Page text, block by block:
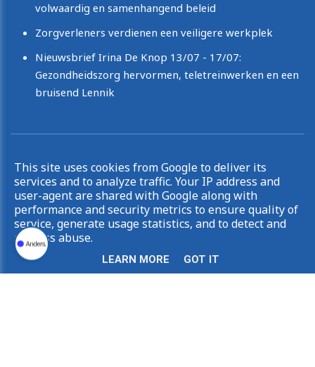
volwaardig en samenhangend beleid
Zorgverleners verdienen een veiligere werkplek
Nieuwsbrief Irina De Knop 13/07 - 17/07:
Gezondheidszorg hervormen, teletreinwerken en een
bruisend Lennik
Privacy & Cookies | UP-TO-DATE WebDesign
This site uses cookies from Google to deliver its
services and to analyze traffic. Your IP address and
user-agent are shared with Google along with
performance and security metrics to ensure quality of
service, generate usage statistics, and to detect and
address abuse.
LEARN MORE GOT IT